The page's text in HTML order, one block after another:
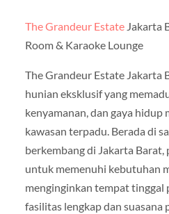
The Grandeur EstateJakarta
Room & Karaoke Lounge
The Grandeur Estate Jakarta
hunian eksklusif yang
kenyamanan, dan gaya hidup
kawasan terpadu. Berada di
berkembang di Jakarta
untuk memenuhi kebutuhan
menginginkan tempat tinggal
fasilitas lengkap dan suasana